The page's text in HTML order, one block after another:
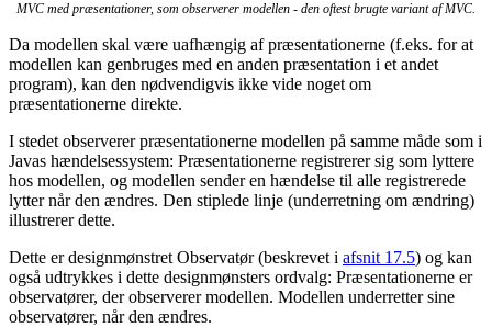
MVC med præsentationer, som observerer modellen - den oftest brugte variant af MVC.
Da modellen skal være uafhængig af præsentationerne (f.eks. for at
modellen kan genbruges med en anden præsentation i et andet
program), kan den nødvendigvis ikke vide noget om
præsentationerne direkte.
I stedet observerer præsentationerne modellen på samme måde som i
Javas hændelsessystem: Præsentationerne registrerer sig som lyttere
hos modellen, og modellen sender en hændelse til alle registrerede
lytter når den ændres. Den stiplede linje (underretning om ændring)
illustrerer dette.
Dette er designmønstret Observatør (beskrevet i afsnit 17.5) og kan
også udtrykkes i dette designmønsters ordvalg: Præsentationerne er
observatører, der observerer modellen. Modellen underretter sine
observatører, når den ændres.